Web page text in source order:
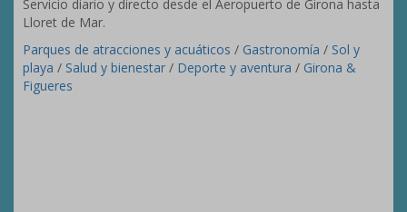
Servicio diario y directo desde el Aeropuerto de Girona hasta
Lloret de Mar.
Parques de atracciones y acuáticos / Gastronomía / Sol y
playa / Salud y bienestar / Deporte y aventura / Girona &
Figueres